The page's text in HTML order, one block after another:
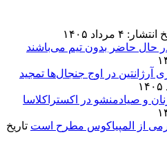
۴ مرداد ۱۴۰۵
حال حاضر بدون تیم می‌باشند
آرژانتین در اوج جنجال‌ها تمجید
و صیادمنشو در اکستراکلاسا
از المپیاکوس مطرح است تاریخ